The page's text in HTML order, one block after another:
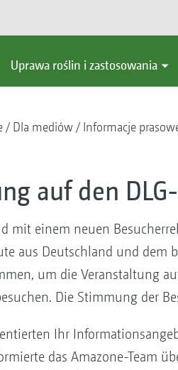
Uprawa roślin i zastosowania
Dla mediów Informacje
auf den
mit einem neuen
aus Deutschland und dem
um die Veranstaltung
Die Stimmung der
Ihr
das Amazone-Team